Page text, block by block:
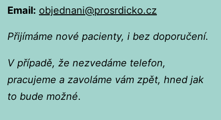
Email: objednani@prosrdicko.cz
Přijímáme nové pacienty, i bez doporučení.
V případě, že nezvedáme telefon,
pracujeme a zavoláme vám zpět, hned jak
to bude možné.